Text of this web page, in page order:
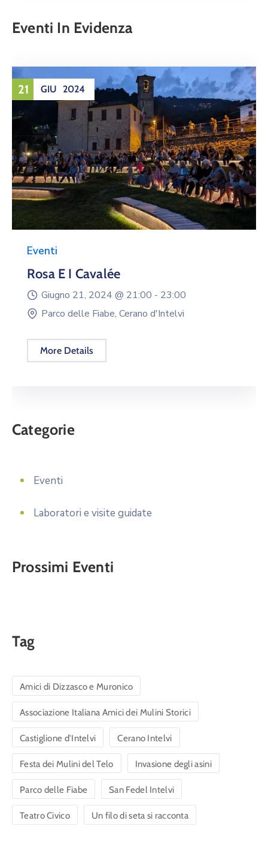
Eventi In Evidenza
21 GIU 2024
Eventi
Rosa E I Cavalée
Giugno 21, 2024 @ 21:00 - 23:00
Parco delle Fiabe, Cerano d'Intelvi
More Details
Categorie
Eventi
Laboratori e visite guidate
Prossimi Eventi
Tag
Amici di Dizzasco e Muronico
Associazione Italiana Amici dei Mulini Storici
Castiglione d'Intelvi Cerano Intelvi
Festa dei Mulini del Telo Invasione degli asini
Parco delle Fiabe San Fedel Intelvi
Teatro Civico Un filo di seta si racconta